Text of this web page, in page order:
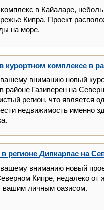
в Кайаларе,
Кипра. Проект
на море.
курортном комплексе в
вниманию новый
районе Газиверен на
регион, что является
недвижимость именно
регионе Дипкарпас на
вниманию новый
Кипре, недалеко от
вашим личным оазисом.